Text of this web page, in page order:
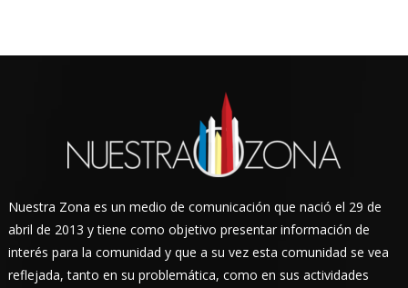
Nuestra Zona es un medio de comunicación que nació el 29 de
abril de 2013 y tiene como objetivo presentar información de
interés para la comunidad y que a su vez esta comunidad se vea
reflejada, tanto en su problemática, como en sus actividades